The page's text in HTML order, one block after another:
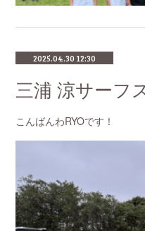
2025.04.30 12:30
こんばんわRYOです！